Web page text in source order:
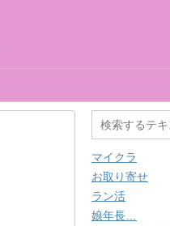
マイクラ
お取り寄せ
ラン活
娘年長…